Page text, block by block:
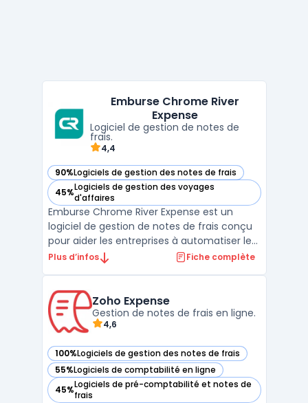
Emburse Chrome River
Expense
Logiciel de gestion de notes de
frais.
4,4
90%Logiciels de gestion des notes de frais
— voir Emburse Chrome River Expense dans cette catégorie
45%Logiciels de gestion des voyages
d'affaires
— voir Emburse Chrome River Expense dans cette catégorie
Emburse Chrome River Expense est un
logiciel de gestion de notes de frais conçu
pour aider les entreprises à automatiser le
suivi et le traitement des dépenses. Avec
capture de reçus par smartphone et les
workflows de ...
Plus d’infos Fiche complète
Zoho Expense
Gestion de notes de frais en ligne.
4,6
100%Logiciels de gestion des notes de frais
— voir Zoho Expense dans cette catégorie
55%Logiciels de comptabilité en ligne
— voir Zoho Expense dans cette catégorie
45%Logiciels de pré-comptabilité et notes de
frais
— voir Zoho Expense dans cette catégorie